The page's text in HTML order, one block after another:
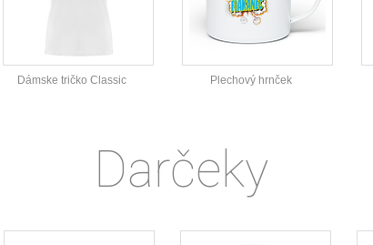
Dámske tričko Classic Plechový hrnček
Darčeky